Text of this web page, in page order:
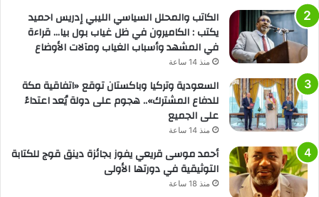
الكاتب والمحلل السياسي الليبي إدريس احميد
يكتب : الكاميرون في ظل غياب بول بيا… قراءة
في المشهد وأسباب الغياب ومآلات الأوضاع
منذ 14 ساعة
السعودية وتركيا وباكستان توقع «اتفاقية مكة
للدفاع المشترك».. هجوم على دولة يُعد اعتداءً
على الجميع
منذ 14 ساعة
أحمد موسى قريعي يفوز بجائزة دينق قوج للكتابة
التوثيقية في دورتها الأولى
منذ 18 ساعة